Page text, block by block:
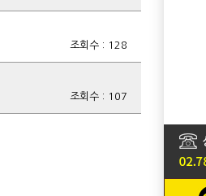
조회수 : 128
조회수 : 107